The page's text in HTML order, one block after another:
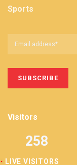
Sports
Visitors
LIVE VISITORS
258